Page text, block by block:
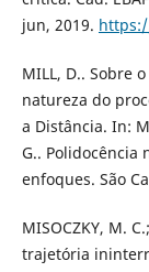
jun, 2019.
MILL, D.. Sobre
natureza do
a Distância. In:
G.. Polidocência
enfoques. São
MISOCZKY, M.
trajetória